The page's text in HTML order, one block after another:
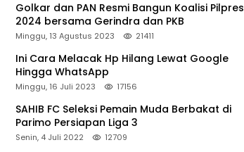
Golkar dan PAN Resmi Bangun Koalisi Pilpres
2024 bersama Gerindra dan PKB
Minggu, 13 Agustus 2023 21411
Ini Cara Melacak Hp Hilang Lewat Google
Hingga WhatsApp
Minggu, 16 Juli 2023 17156
SAHIB FC Seleksi Pemain Muda Berbakat di
Parimo Persiapan Liga 3
Senin, 4 Juli 2022 12709